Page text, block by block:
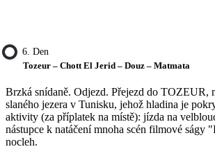
6. Den
Tozeur – Chott El Jerid – Douz – Matmata
Brzká snídaně. Odjezd. Přejezd do TOZEUR,
slaného jezera v Tunisku, jehož hladina je
aktivity (za příplatek na místě): jízda na
nástupce k natáčení mnoha scén filmové
nocleh.